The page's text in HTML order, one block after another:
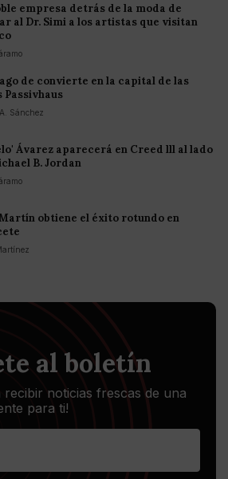
empresa detrás de la moda de
al Dr. Simi a los artistas que visitan
de convierte en la capital de las
Passivhaus
Sánchez
Ávarez aparecerá en Creed lll al lado
B. Jordan
obtiene el éxito rotundo en
al boletín
recibir noticias frescas de una
para ti!